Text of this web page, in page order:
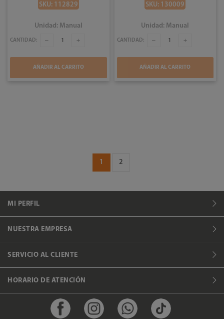
16CM
SKU: 112829
Unidad: Manual
CANTIDAD:
AÑADIR AL CARRITO
21KW 220V N-210 SCR-4
SKU: 130009
Unidad: Manual
CANTIDAD:
AÑADIR AL CARRITO
1 2
MI PERFIL
NUESTRA EMPRESA
SERVICIO AL CLIENTE
HORARIO DE ATENCIÓN